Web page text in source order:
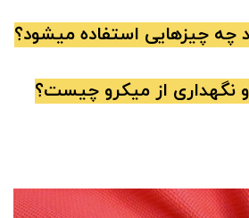
چه چیزهایی استفاده میشود؟
از میکرو چیست؟